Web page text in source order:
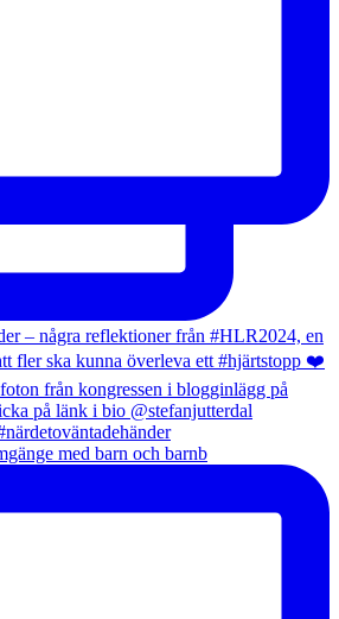
med barn och barnb